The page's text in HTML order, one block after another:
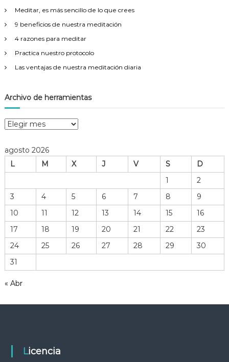
:
Meditar, es más sencillo de lo que crees
9 beneficios de nuestra meditación
4 razones para meditar
Practica nuestro protocolo
Las ventajas de nuestra meditación diaria
Archivo de herramientas
A
h
o
h
r
r
m
i
n
agosto 2026
L
M X J V S
D
1
2
3
4 5 6 7 8
9
10
11 12 13 14 15
16
17
18 19 20 21 22
23
24
25 26 27 28 29
30
31
« Abr
Licencia